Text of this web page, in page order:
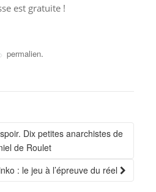
est gratuite !
permalien.
Dix petites anarchistes de
de Roulet
: le jeu à l’épreuve du réel